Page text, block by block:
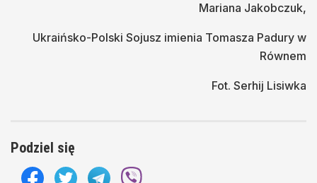
Mariana Jakobczuk,
Ukraińsko-Polski Sojusz imienia Tomasza Padury w
Równem
Fot. Serhij Lisiwka
Podziel się